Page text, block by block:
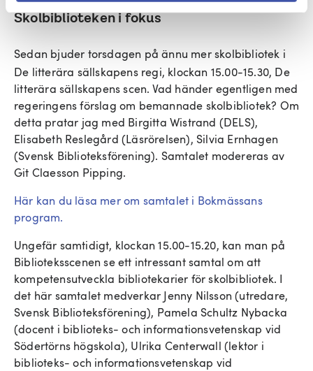
Skolbiblioteken i fokus
Sedan bjuder torsdagen på ännu mer skolbibliotek i
De litterära sällskapens regi, klockan 15.00-15.30, De
litterära sällskapens scen. Vad händer egentligen med
regeringens förslag om bemannade skolbibliotek? Om
detta pratar jag med Birgitta Wistrand (DELS),
Elisabeth Reslegård (Läsrörelsen), Silvia Ernhagen
(Svensk Biblioteksförening). Samtalet modereras av
Git Claesson Pipping.
Här kan du läsa mer om samtalet i Bokmässans
program.
Ungefär samtidigt, klockan 15.00-15.20, kan man på
Biblioteksscenen se ett intressant samtal om att
kompetensutveckla bibliotekarier för skolbibliotek. I
det här samtalet medverkar Jenny Nilsson (utredare,
Svensk Biblioteksförening), Pamela Schultz Nybacka
(docent i biblioteks- och informationsvetenskap vid
Södertörns högskola), Ulrika Centerwall (lektor i
biblioteks- och informationsvetenskap vid